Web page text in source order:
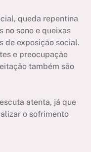
queda repentina
no sono e queixas
de exposição social.
e preocupação
também são
atenta, já que
o sofrimento